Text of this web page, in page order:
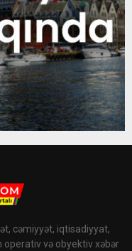
cəmiyyət, iqtisadiyyat,
operativ və obyektiv xəbər